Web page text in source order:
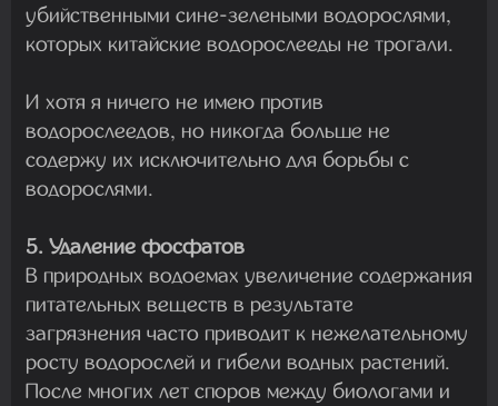
убийственными сине-зелеными водорослями,
которых китайские водорослееды не трогали.
И хотя я ничего не имею против
водорослеедов, но никогда больше не
содержу их исключительно для борьбы с
водорослями.
5. Удаление фосфатов
В природных водоемах увеличение содержания
питательных веществ в результате
загрязнения часто приводит к нежелательному
росту водорослей и гибели водных растений.
После многих лет споров между биологами и